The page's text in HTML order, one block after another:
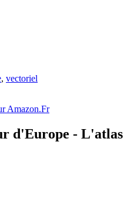
, vectoriel
Amazon.Fr
d'Europe - L'atlas